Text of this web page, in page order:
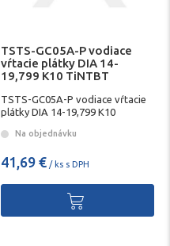
TSTS-GC05A-P vodiace
vŕtacie plátky DIA 14-
19,799 K10 TiNTBT
TSTS-GC05A-P vodiace vŕtacie
plátky DIA 14-19,799 K10
Na objednávku
41,69 € / ks s DPH